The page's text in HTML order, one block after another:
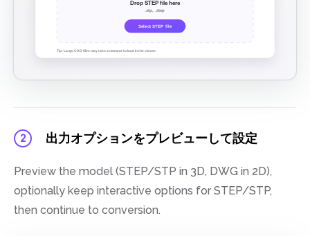
2 出力オプションをプレビューして設定
Preview the model (STEP/STP in 3D, DWG in 2D),
optionally keep interactive options for STEP/STP,
then continue to conversion.